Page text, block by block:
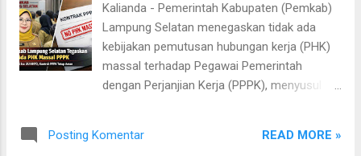
persen dalam UU HKPD. Namun, ia
menegaskan bahwa kebijakan itu perlu
dipahami secara utuh dalam konteks
pengelolaan fiskal daerah. “Pembatasan
belanja pegawai merupakan bagian dari
bukan kebijakan yang secara langsung
Kalianda - Pemerintah Kabupaten (Pemkab)
Lampung Selatan menegaskan tidak ada
kebijakan pemutusan hubungan kerja (PHK)
massal terhadap Pegawai Pemerintah
dengan Perjanjian Kerja (PPPK), menyusul
2022 tentang Hubungan Keuangan antara
Posting Komentar READ MORE »